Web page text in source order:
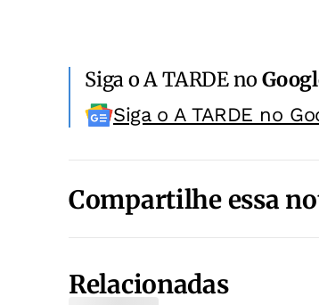
Siga o A TARDE no
Siga o A TARDE no
Compartilhe essa
Relacionadas